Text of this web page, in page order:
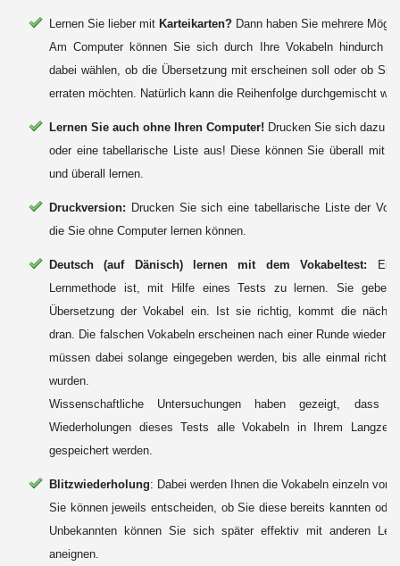
Lernen Sie lieber mit Karteikarten?Dann haben Sie mehrere
Am Computer können Sie sich durch Ihre Vokabeln hindurch
dabei wählen, ob die Übersetzung mit erscheinen soll oder ob Sie
erraten möchten. Natürlich kann die Reihenfolge durchgemischt
Lernen Sie auch ohne Ihren Computer! Drucken Sie sich dazu
oder eine tabellarische Liste aus! Diese können Sie überall mit
und überall lernen.
Druckversion: Drucken Sie sich eine tabellarische Liste der
die Sie ohne Computer lernen können.
Deutsch (auf Dänisch) lernen mit dem Vokabeltest:
Lernmethode ist, mit Hilfe eines Tests zu lernen. Sie geben
Übersetzung der Vokabel ein. Ist sie richtig, kommt die
dran. Die falschen Vokabeln erscheinen nach einer Runde wieder
müssen dabei solange eingegeben werden, bis alle einmal richtig
wurden.
Wissenschaftliche Untersuchungen haben gezeigt, dass
Wiederholungen dieses Tests alle Vokabeln in Ihrem
gespeichert werden.
Blitzwiederholung: Dabei werden Ihnen die Vokabeln einzeln
Sie können jeweils entscheiden, ob Sie diese bereits kannten
Unbekannten können Sie sich später effektiv mit anderen
aneignen.